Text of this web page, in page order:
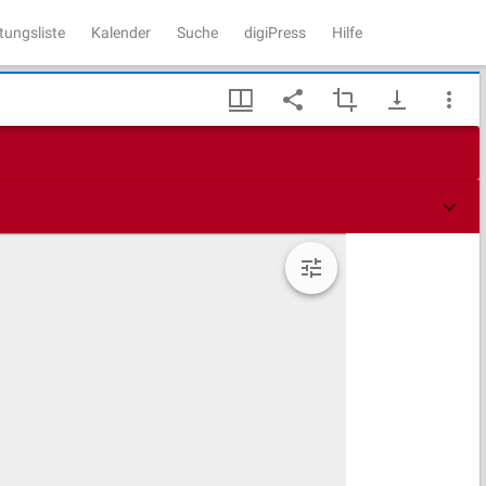
Kalender Suche digiPress Hilfe